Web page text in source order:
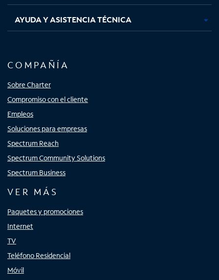
AYUDA Y ASISTENCIA TÉCNICA
COMPAÑÍA
Sobre Charter
Compromiso con el cliente
Empleos
Soluciones para empresas
Spectrum Reach
Spectrum Community Solutions
Spectrum Business
VER MÁS
Paquetes y promociones
Internet
TV
Teléfono Residencial
Móvil